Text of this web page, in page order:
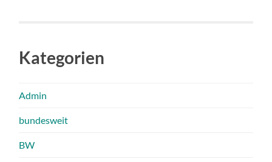
Kategorien
Admin
bundesweit
BW